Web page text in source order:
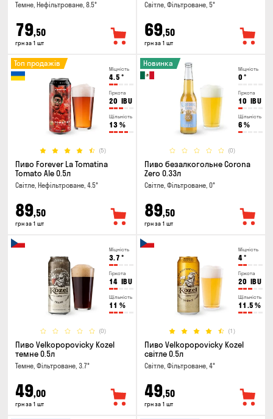
Темне, Нефільтроване, 8.5°
79,50
грн за 1 шт
Світле, Фільтроване, 5°
69,50
грн за 1 шт
Міцність
4.5 °
Гіркота
20 IBU
Щільність
13 %
(5)
Топ продажів
Пиво Forever La Tomatina
Tomato Ale 0.5л
Світле, Нефільтроване, 4.5°
89,50
грн за 1 шт
Міцність
0 °
Гіркота
10 IBU
Щільність
6 %
(0)
Новинка
Пиво безалкогольне Corona
Zero 0.33л
Світле, Фільтроване, 0°
89,50
грн за 1 шт
Міцність
3.7 °
Гіркота
14 IBU
Щільність
11 %
(0)
Пиво Velkopopovicky Kozel
темне 0.5л
Темне, Фільтроване, 3.7°
49,00
грн за 1 шт
Міцність
4°
Гіркота
20 IBU
Щільність
11.5 %
(1)
Пиво Velkopopovicky Kozel
світле 0.5л
Світле, Фільтроване, 4°
49,50
грн за 1 шт